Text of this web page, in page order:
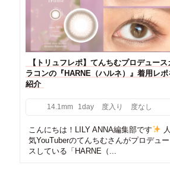
【トリュフレポ】てんちむプロデュース
ラコンの『HARNE（ハルネ）』着用レポ
紹介
14.1mm 1day 度入り 度なし
こんにちは！LILY ANNA編集部です
人
気YouTuberのてんちむさんがプロデュー
スしている「HARNE（...